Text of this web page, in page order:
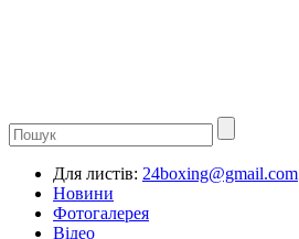
Для листів: 24boxing@gmail.com
Новини
Фотогалерея
Відео